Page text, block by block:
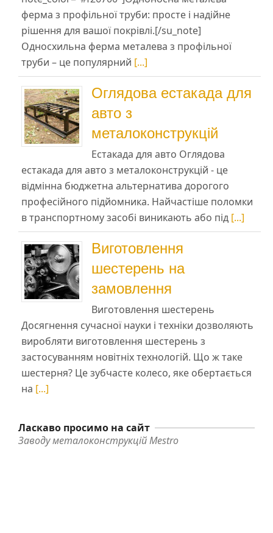
ферма з профільної труби: просте і надійне
рішення для вашої покрівлі.[/su_note]
Односхильна ферма металева з профільної
труби – це популярний [...]
Оглядова естакада для
авто з
металоконструкцій
Естакада для авто Оглядова
естакада для авто з металоконструкцій - це
відмінна бюджетна альтернатива дорогого
професійного підйомника. Найчастіше поломки
в транспортному засобі виникають або під [...]
Виготовлення
шестерень на
замовлення
Виготовлення шестерень
Досягнення сучасної науки і техніки дозволяють
виробляти виготовлення шестерень з
застосуванням новітніх технологій. Що ж таке
шестерня? Це зубчасте колесо, яке обертається
на [...]
Ласкаво просимо на сайт
Заводу металоконструкцій Mestro